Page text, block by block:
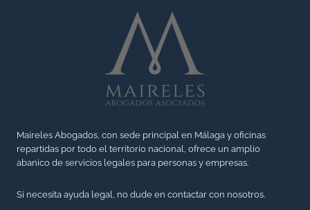
Maireles Abogados, con sede principal en Málaga y oficinas
repartidas por todo el territorio nacional, ofrece un amplio
abanico de servicios legales para personas y empresas.
Si necesita ayuda legal, no dude en contactar con nosotros.